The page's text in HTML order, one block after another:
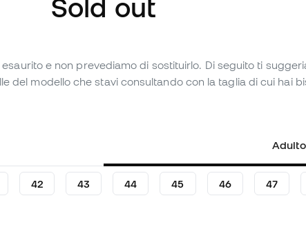
Sold out
e non prevediamo di sostituirlo. Di seguito ti
del modello che stavi consultando con la taglia di cui hai
Adulto
42 43 44 45 46 47